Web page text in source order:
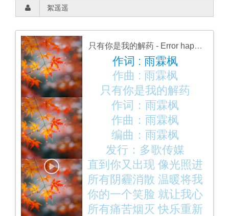
只有你是我的解药 - Error happens ╥﹏╥
作词 : 雨霖枫
作曲 : 雨霖枫
只有你是我的解药
作词：雨霖枫
作曲：雨霖枫
编曲：雨霖枫
发行：多歌传媒
直到你又出现 像光照进
黑夜
所有阴霾消散 温暖将我
包贴
你的一个笑脸 就让我心
溶解
所有痛苦烟灭 快乐重新